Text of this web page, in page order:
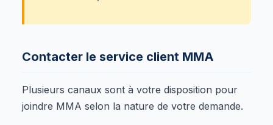
Contacter le service client MMA
Plusieurs canaux sont à votre disposition pour
joindre MMA selon la nature de votre demande.